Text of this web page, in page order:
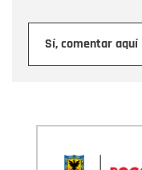
Sí, comentar